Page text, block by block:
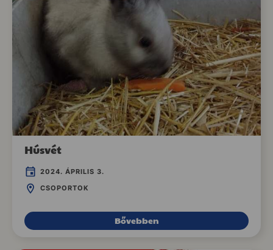
Húsvét
2024. ÁPRILIS 3.
CSOPORTOK
Bővebben